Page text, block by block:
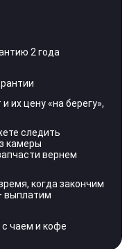
2 года
их цену «на берегу»,
следить
камеры
вернем
когда закончим
выплатим
чаем и кофе